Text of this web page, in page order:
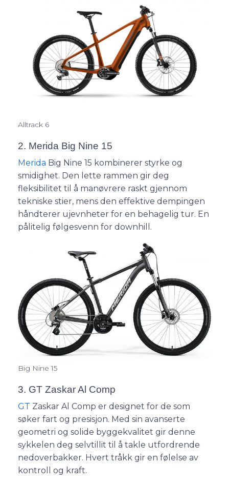
Alltrack 6
2. Merida Big Nine 15
Merida Big Nine 15 kombinerer styrke og
smidighet. Den lette rammen gir deg
fleksibilitet til å manøvrere raskt gjennom
tekniske stier, mens den effektive dempingen
håndterer ujevnheter for en behagelig tur. En
pålitelig følgesvenn for downhill.
Big Nine 15
3. GT Zaskar Al Comp
GT Zaskar Al Comp er designet for de som
søker fart og presisjon. Med sin avanserte
geometri og solide byggekvalitet gir denne
sykkelen deg selvtillit til å takle utfordrende
nedoverbakker. Hvert tråkk gir en følelse av
kontroll og kraft.